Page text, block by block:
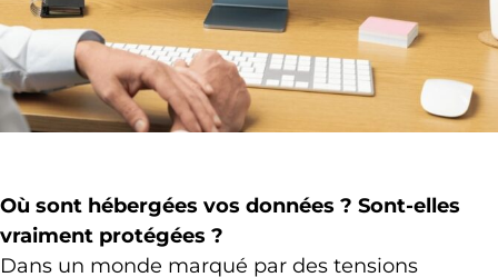
Où sont hébergées vos données ? Sont-elles
vraiment protégées ?
Dans un monde marqué par des tensions